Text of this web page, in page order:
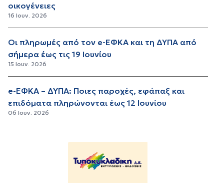
οικογένειες
16 Ιουν. 2026
Οι πληρωμές από τον e-ΕΦΚΑ και τη ΔΥΠΑ από
σήμερα έως τις 19 Ιουνίου
15 Ιουν. 2026
e-ΕΦΚΑ – ΔΥΠΑ: Ποιες παροχές, εφάπαξ και
επιδόματα πληρώνονται έως 12 Ιουνίου
06 Ιουν. 2026